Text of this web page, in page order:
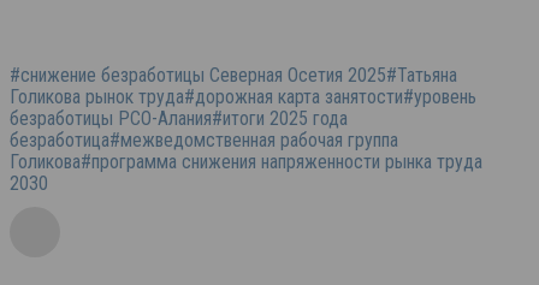
#снижение безработицы Северная Осетия 2025#Татьяна
Голикова рынок труда#дорожная карта занятости#уровень
безработицы РСО-Алания#итоги 2025 года
безработица#межведомственная рабочая группа
Голикова#программа снижения напряженности рынка труда
2030